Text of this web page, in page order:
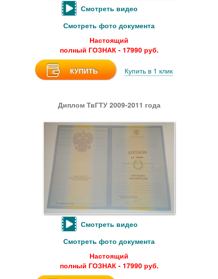
Смотреть видео
Смотреть фото документа
Настоящий
полный ГОЗНАК - 17990 руб.
КУПИТЬ Купить в 1 клик
Диплом ТвГТУ 2009-2011 года
Смотреть видео
Смотреть фото документа
Настоящий
полный ГОЗНАК - 17990 руб.